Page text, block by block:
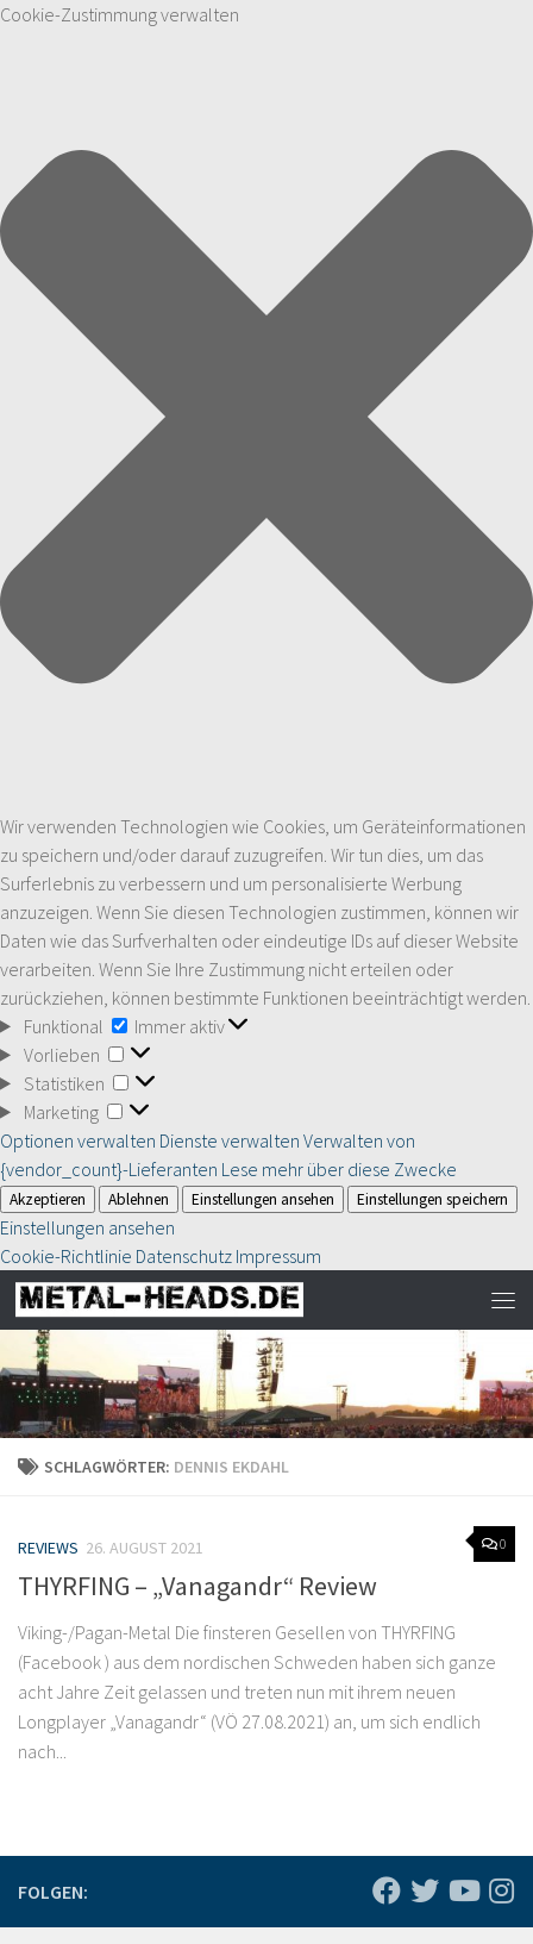
Cookie-Zustimmung verwalten
Wir verwenden Technologien wie Cookies, um Geräteinformationen
zu speichern und/oder darauf zuzugreifen. Wir tun dies, um das
Surferlebnis zu verbessern und um personalisierte Werbung
anzuzeigen. Wenn Sie diesen Technologien zustimmen, können wir
Daten wie das Surfverhalten oder eindeutige IDs auf dieser Website
verarbeiten. Wenn Sie Ihre Zustimmung nicht erteilen oder
zurückziehen, können bestimmte Funktionen beeinträchtigt werden.
Funktional
Funktional
Immer aktiv
Vorlieben
Vorlieben
Statistiken
Statistiken
Marketing
Marketing
Optionen verwalten Dienste verwalten Verwalten von
{vendor_count}-Lieferanten Lese mehr über diese Zwecke
Akzeptieren Ablehnen Einstellungen ansehen Einstellungen speichern
Einstellungen ansehen
Cookie-Richtlinie Datenschutz Impressum
SCHLAGWÖRTER: DENNIS EKDAHL
0
REVIEWS 26. AUGUST 2021
THYRFING – „Vanagandr“ Review
Viking-/Pagan-Metal Die finsteren Gesellen von THYRFING
(Facebook ) aus dem nordischen Schweden haben sich ganze
acht Jahre Zeit gelassen und treten nun mit ihrem neuen
Longplayer „Vanagandr“ (VÖ 27.08.2021) an, um sich endlich
nach...
FOLGEN: